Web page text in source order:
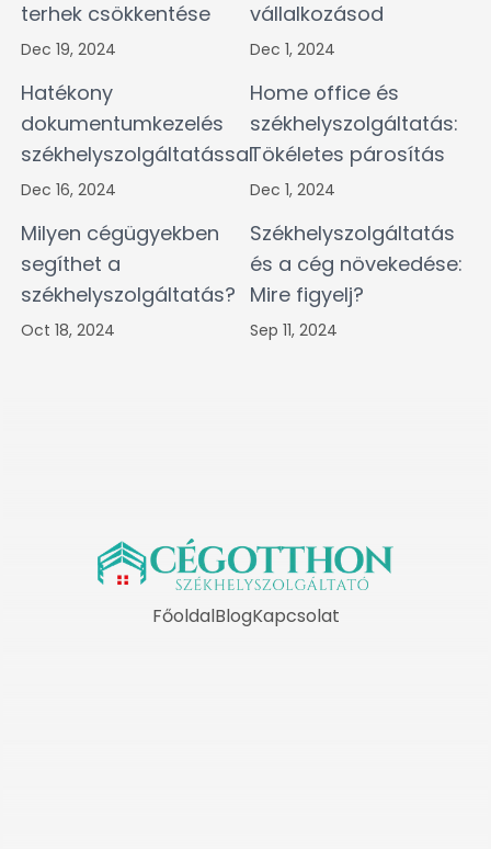
terhek csökkentése
Dec 19, 2024
vállalkozásod
Dec 1, 2024
Hatékony
dokumentumkezelés
székhelyszolgáltatással
Dec 16, 2024
Home office és
székhelyszolgáltatás:
Tökéletes párosítás
Dec 1, 2024
Milyen cégügyekben
segíthet a
székhelyszolgáltatás?
Oct 18, 2024
Székhelyszolgáltatás
és a cég növekedése:
Mire figyelj?
Sep 11, 2024
FőoldalBlogKapcsolat